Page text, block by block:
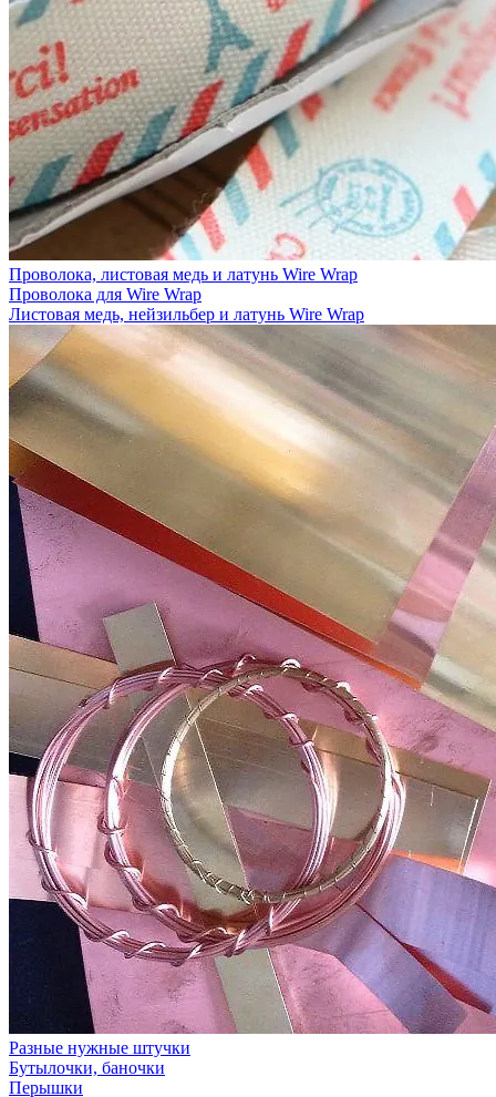
Проволока, листовая медь и латунь Wire Wrap
Проволока для Wire Wrap
Листовая медь, нейзильбер и латунь Wire Wrap
Разные нужные штучки
Бутылочки, баночки
Перышки